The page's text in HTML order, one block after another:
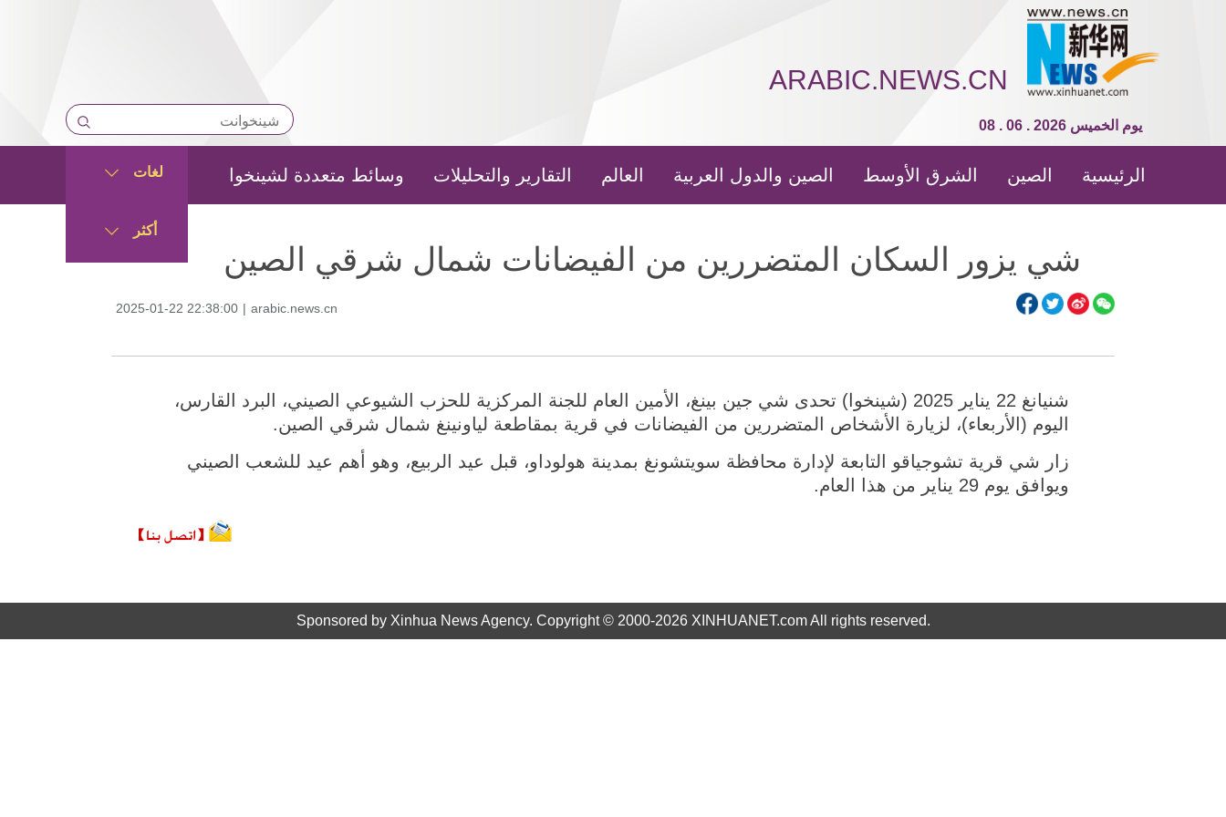
ARABIC.NEWS.CN
08 . 06 . 2026 يوم الخميس
الرئيسية الصين الشرق الأوسط الصين والدول العربية العالم التقارير والتحليلات وسائط متعددة لشينخوا لغات
أكثر
شي يزور السكان المتضررين من الفيضانات شمال شرقي الصين
2025-01-22 22:38:00 | arabic.news.cn
شنيانغ 22 يناير 2025 (شينخوا) تحدى شي جين بينغ، الأمين العام للجنة المركزية للحزب الشيوعي الصيني، البرد القارس،
اليوم (الأربعاء)، لزيارة الأشخاص المتضررين من الفيضانات في قرية بمقاطعة لياونينغ شمال شرقي الصين.
زار شي قرية تشوجياقو التابعة لإدارة محافظة سويتشونغ بمدينة هولوداو، قبل عيد الربيع، وهو أهم عيد للشعب الصيني
ويوافق يوم 29 يناير من هذا العام.
Sponsored by Xinhua News Agency. Copyright © 2000-2026 XINHUANET.com All rights reserved.